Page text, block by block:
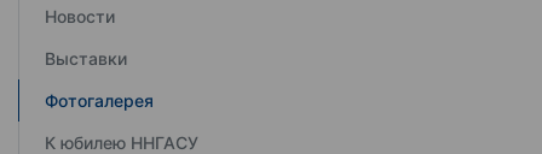
Новости
Выставки
Фотогалерея
К юбилею ННГАСУ